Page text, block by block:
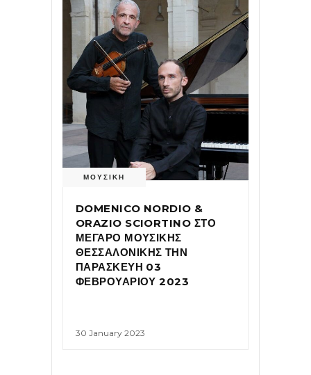
ΜΟΥΣΙΚΗ
DOMENICO NORDIO &
ORAZIO SCIORTINO ΣΤΟ
ΜΕΓΑΡΟ ΜΟΥΣΙΚΗΣ
ΘΕΣΣΑΛΟΝΙΚΗΣ ΤΗΝ
ΠΑΡΑΣΚΕΥΗ 03
ΦΕΒΡΟΥΑΡΙΟΥ 2023
30 January 2023